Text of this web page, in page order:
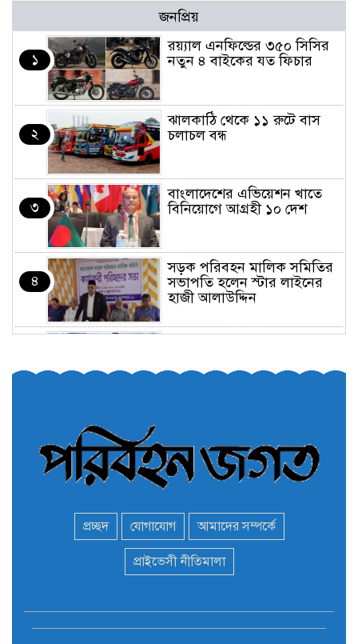
জনপ্রিয়
১
র‌য়্যাল এনফিল্ডের ৩৫০ সিসির
নতুন ৪ বাইকের যত ফিচার
২
ঝালকাঠি থেকে ১১ রুটে বাস
চলাচল বন্ধ
৩
বাংলাদেশের এভিয়েশন খাতে
বিনিয়োগে আগ্রহী ১০ দেশ
৪
সড়ক পরিবহন মালিক সমিতির
সভাপতি হলেন স্টার লাইনের
হাজী আলাউদ্দিন
অনির্দিষ্টকালের জন্য বাংলাদেশে
মন্ত্রী এমপিদের দেশত্যাগের
হিড়িক : নিরাপদ আশ্রয়ে
বাস ড্রাইভার নিকোলাস মাদুরো
প্রচ্ছদ যোগাযোগ আমাদের সম্পর্কে
প্রাইভেসী নীতিমালা